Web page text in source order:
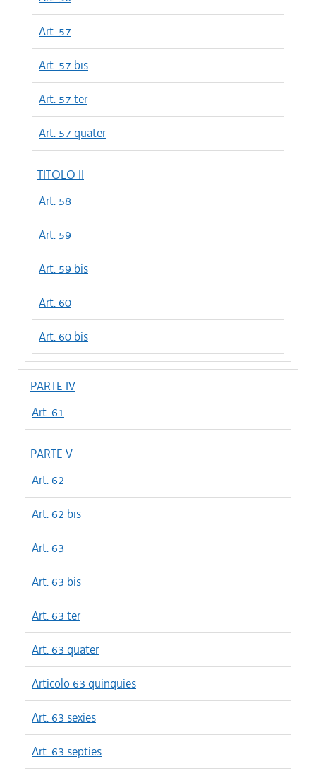
Art. 57
Art. 57 bis
Art. 57 ter
Art. 57 quater
TITOLO II
Art. 58
Art. 59
Art. 59 bis
Art. 60
Art. 60 bis
PARTE IV
Art. 61
PARTE V
Art. 62
Art. 62 bis
Art. 63
Art. 63 bis
Art. 63 ter
Art. 63 quater
Articolo 63 quinquies
Art. 63 sexies
Art. 63 septies